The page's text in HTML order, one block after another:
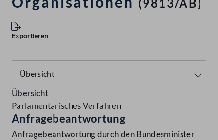
(9813/AB)
Exportieren
Übersicht
Parlamentarisches Verfahren
Anfragebeantwortung
Anfragebeantwortung durch den Bundesminister